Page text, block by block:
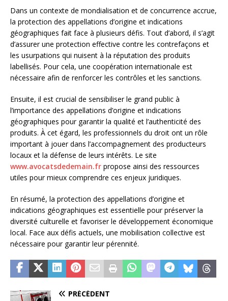
Dans un contexte de mondialisation et de concurrence accrue,
la protection des appellations d’origine et indications
géographiques fait face à plusieurs défis. Tout d’abord, il s’agit
d’assurer une protection effective contre les contrefaçons et
les usurpations qui nuisent à la réputation des produits
labellisés. Pour cela, une coopération internationale est
nécessaire afin de renforcer les contrôles et les sanctions.
Ensuite, il est crucial de sensibiliser le grand public à
l’importance des appellations d’origine et indications
géographiques pour garantir la qualité et l’authenticité des
produits. À cet égard, les professionnels du droit ont un rôle
important à jouer dans l’accompagnement des producteurs
locaux et la défense de leurs intérêts. Le site
www.avocatsdedemain.fr propose ainsi des ressources
utiles pour mieux comprendre ces enjeux juridiques.
En résumé, la protection des appellations d’origine et
indications géographiques est essentielle pour préserver la
diversité culturelle et favoriser le développement économique
local. Face aux défis actuels, une mobilisation collective est
nécessaire pour garantir leur pérennité.
PRÉCÉDENT